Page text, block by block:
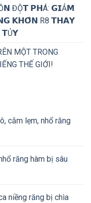
ĐỘ̣𝗧 𝗣𝗛Á: 𝗚𝗜Ả𝗠
𝗞𝗛𝗢̂𝗡 R8 𝗧𝗛𝗔𝗬
𝗧Ủ𝗬
MỘT TRONG
THẾ GIỚI!
cằm lẹm, nhổ răng
răng hàm bị sâu
niềng răng bị chìa